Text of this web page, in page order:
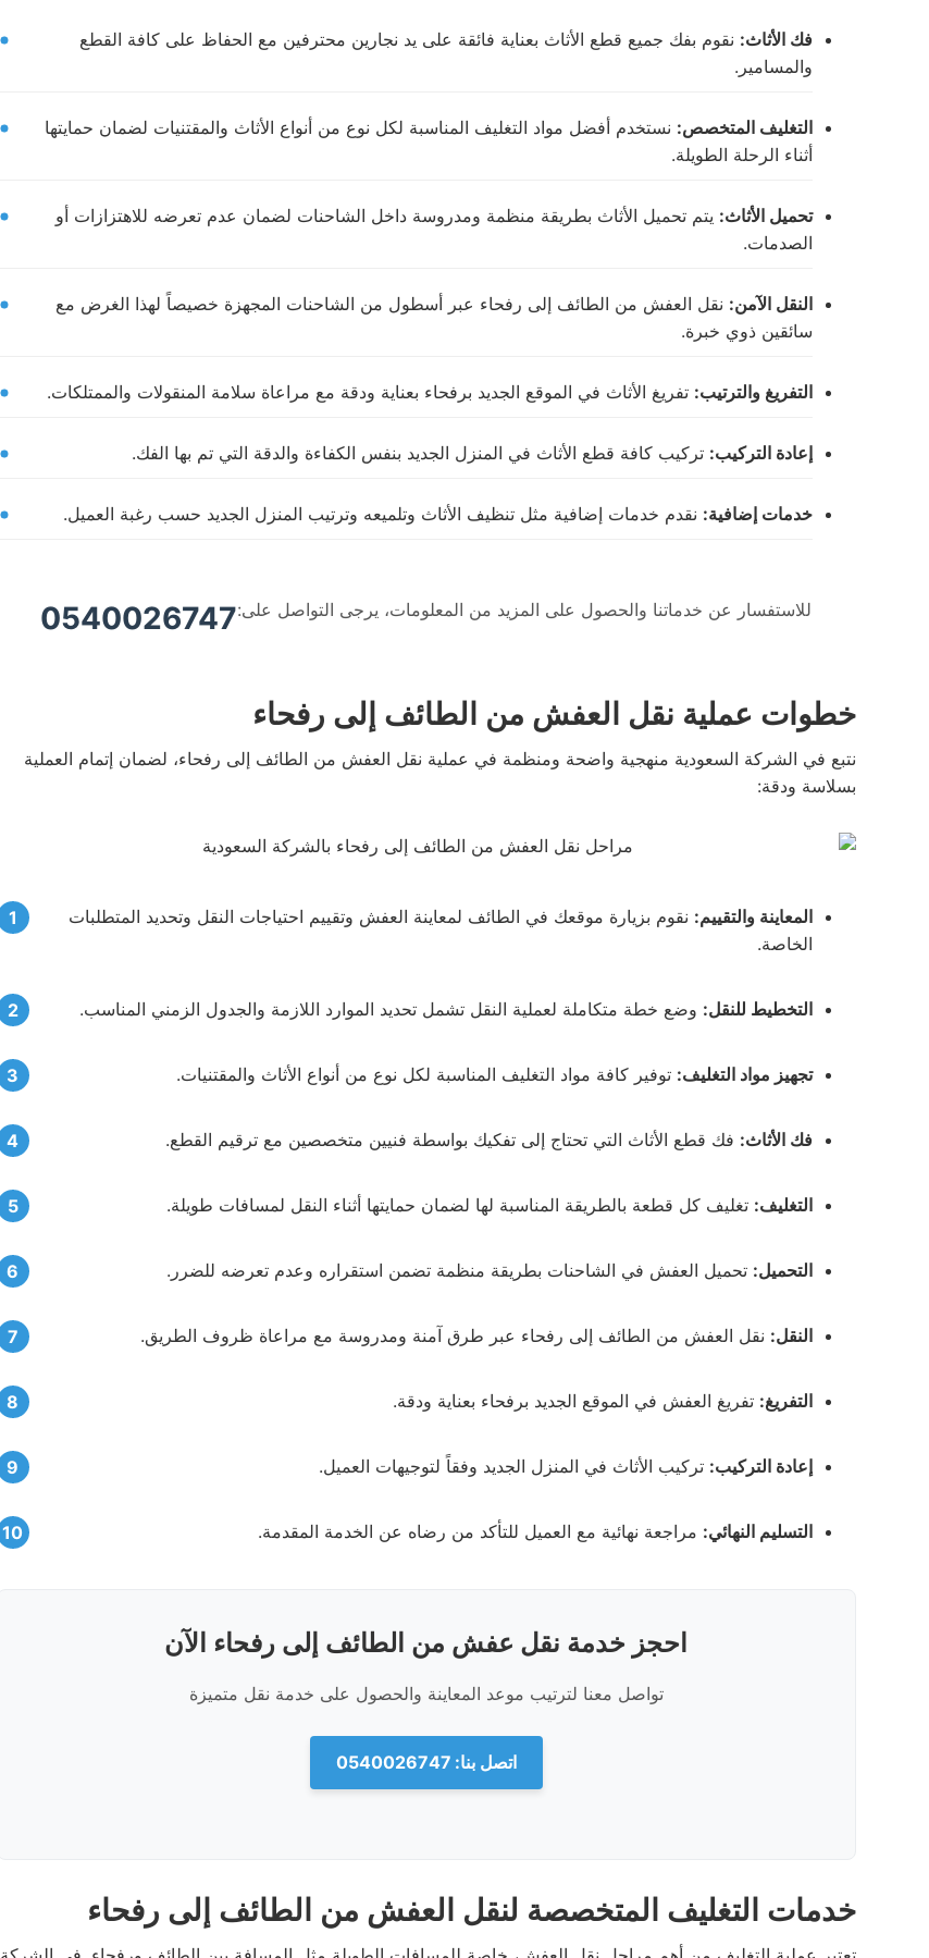
فك الأثاث: نقوم بفك جميع قطع الأثاث بعناية فائقة على يد نجارين محترفين مع الحفاظ على كافة القطع
والمسامير.
التغليف المتخصص: نستخدم أفضل مواد التغليف المناسبة لكل نوع من أنواع الأثاث والمقتنيات لضمان حمايتها
أثناء الرحلة الطويلة.
تحميل الأثاث: يتم تحميل الأثاث بطريقة منظمة ومدروسة داخل الشاحنات لضمان عدم تعرضه للاهتزازات أو
الصدمات.
النقل الآمن: نقل العفش من الطائف إلى رفحاء عبر أسطول من الشاحنات المجهزة خصيصاً لهذا الغرض مع
سائقين ذوي خبرة.
التفريغ والترتيب: تفريغ الأثاث في الموقع الجديد برفحاء بعناية ودقة مع مراعاة سلامة المنقولات والممتلكات.
إعادة التركيب: تركيب كافة قطع الأثاث في المنزل الجديد بنفس الكفاءة والدقة التي تم بها الفك.
خدمات إضافية: نقدم خدمات إضافية مثل تنظيف الأثاث وتلميعه وترتيب المنزل الجديد حسب رغبة العميل.
للاستفسار عن خدماتنا والحصول على المزيد من المعلومات، يرجى التواصل على:0540026747
خطوات عملية نقل العفش من الطائف إلى رفحاء
نتبع في الشركة السعودية منهجية واضحة ومنظمة في عملية نقل العفش من الطائف إلى رفحاء، لضمان إتمام العملية
بسلاسة ودقة:
المعاينة والتقييم: نقوم بزيارة موقعك في الطائف لمعاينة العفش وتقييم احتياجات النقل وتحديد المتطلبات
الخاصة.
التخطيط للنقل: وضع خطة متكاملة لعملية النقل تشمل تحديد الموارد اللازمة والجدول الزمني المناسب.
تجهيز مواد التغليف: توفير كافة مواد التغليف المناسبة لكل نوع من أنواع الأثاث والمقتنيات.
فك الأثاث: فك قطع الأثاث التي تحتاج إلى تفكيك بواسطة فنيين متخصصين مع ترقيم القطع.
التغليف: تغليف كل قطعة بالطريقة المناسبة لها لضمان حمايتها أثناء النقل لمسافات طويلة.
التحميل: تحميل العفش في الشاحنات بطريقة منظمة تضمن استقراره وعدم تعرضه للضرر.
النقل: نقل العفش من الطائف إلى رفحاء عبر طرق آمنة ومدروسة مع مراعاة ظروف الطريق.
التفريغ: تفريغ العفش في الموقع الجديد برفحاء بعناية ودقة.
إعادة التركيب: تركيب الأثاث في المنزل الجديد وفقاً لتوجيهات العميل.
التسليم النهائي: مراجعة نهائية مع العميل للتأكد من رضاه عن الخدمة المقدمة.
احجز خدمة نقل عفش من الطائف إلى رفحاء الآن
تواصل معنا لترتيب موعد المعاينة والحصول على خدمة نقل متميزة
اتصل بنا: 0540026747
خدمات التغليف المتخصصة لنقل العفش من الطائف إلى رفحاء